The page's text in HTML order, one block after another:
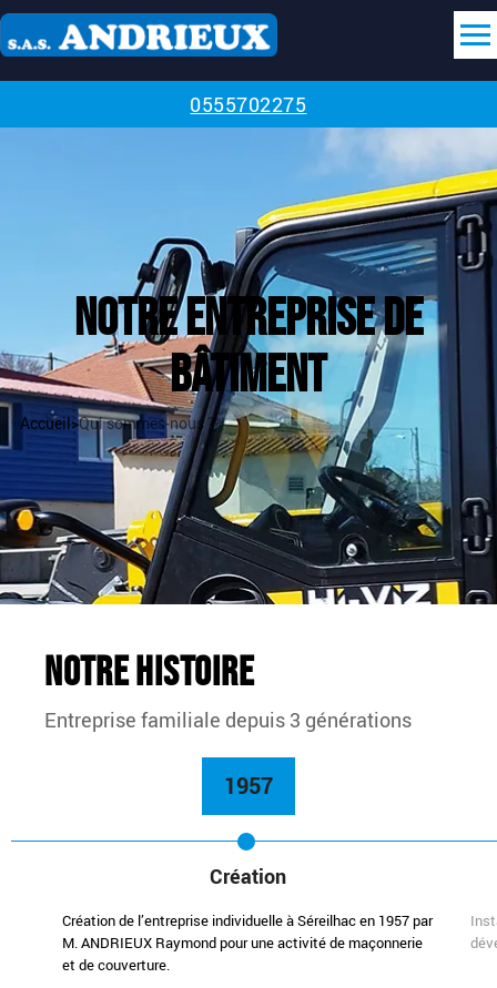
0555702275
Notre entreprise de
bâtiment
Accueil>Qui sommes-nous ?
Notre histoire
Entreprise familiale depuis 3 générations
1957
Création
Création de l’entreprise individuelle à Séreilhac en 1957 par
M. ANDRIEUX Raymond pour une activité de maçonnerie
et de couverture.